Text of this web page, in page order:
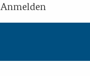
Anmelden